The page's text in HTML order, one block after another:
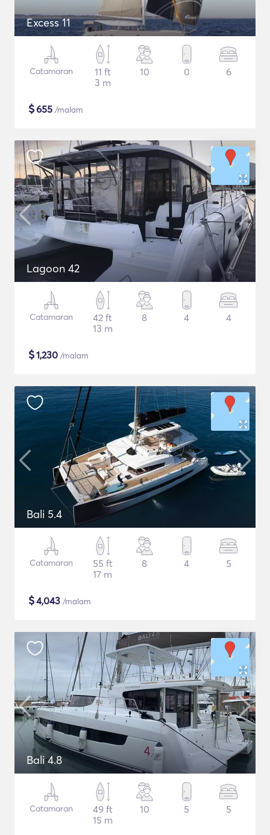
Excess 11
Catamaran
11 ft
3 m
10 0 6
$655 /malam
Lagoon 42
Catamaran
42 ft
13 m
8 4 4
$1,230 /malam
Bali 5.4
Catamaran
55 ft
17 m
8 4 5
$4,043 /malam
Bali 4.8
Catamaran
49 ft
15 m
10 5 5